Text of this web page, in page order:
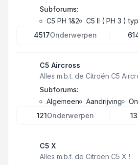
Subforums:
C5 PH 1&2
C5 II ( PH 3 )
4517Onderwerpen
C5 Aircross
Alles m.b.t. de Citroën C5
Subforums:
Algemeen
Aandrijving
121Onderwerpen
C5 X
Alles m.b.t. de Citroën C5 X !